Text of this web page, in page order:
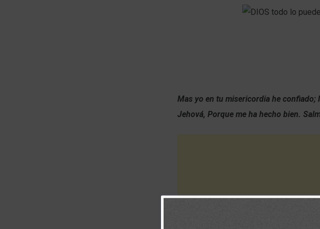
Mas yo en tu misericordia he confiado;
Jehová, Porque me ha hecho bien.